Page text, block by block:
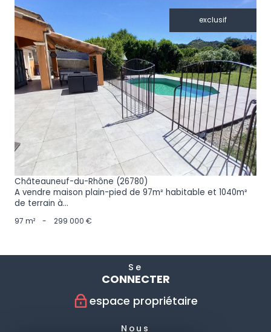
exclusif
VOIR LE BIEN
Châteauneuf-du-Rhône (26780)
A vendre maison plain-pied de 97m² habitable et 1040m²
de terrain à...
97 m² - 299 000 €
Se
CONNECTER
espace propriétaire
Nous